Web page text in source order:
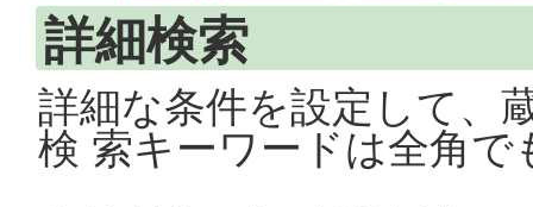
詳細検索
詳細な条件を設定して、
検 索キーワードは全角